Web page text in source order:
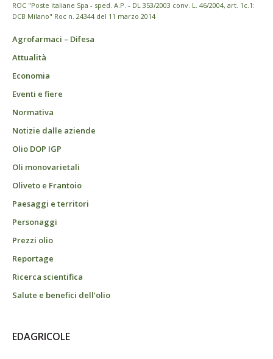
ROC "Poste italiane Spa - sped. A.P. - DL 353/2003 conv. L. 46/2004, art. 1c.1:
DCB Milano" Roc n. 24344 del 11 marzo 2014
Agrofarmaci – Difesa
Attualità
Economia
Eventi e fiere
Normativa
Notizie dalle aziende
Olio DOP IGP
Oli monovarietali
Oliveto e Frantoio
Paesaggi e territori
Personaggi
Prezzi olio
Reportage
Ricerca scientifica
Salute e benefici dell’olio
EDAGRICOLE